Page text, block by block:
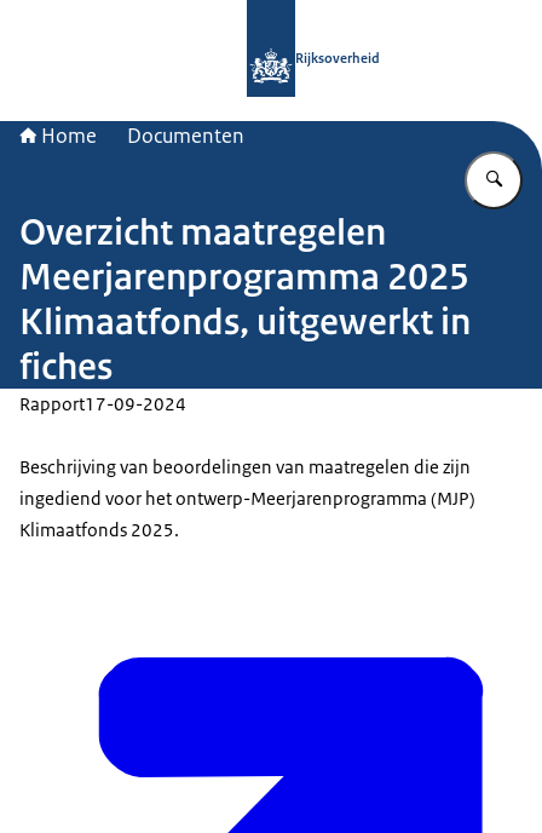
Rijksoverheid
Home Documenten
Overzicht maatregelen
Meerjarenprogramma 2025
Klimaatfonds, uitgewerkt in
fiches
Rapport17-09-2024
Beschrijving van beoordelingen van maatregelen die zijn
ingediend voor het ontwerp-Meerjarenprogramma (MJP)
Klimaatfonds 2025.